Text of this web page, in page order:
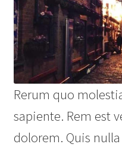
Rerum quo
sapiente. Rem est
dolorem. Quis